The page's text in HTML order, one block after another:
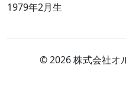
1979年2月生
© 2026 株式会社オ